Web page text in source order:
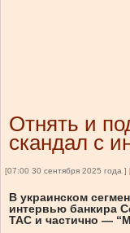
Отнять и
скандал с
[07:00 30 сентября 2025 года ]
В украинском
интервью банкира
ТАС и частично —